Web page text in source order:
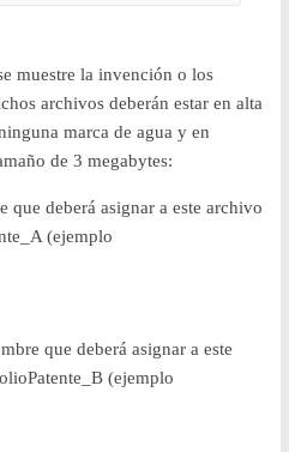
muestre la invención o los
archivos deberán estar en alta
marca de agua y en
de 3 megabytes:
deberá asignar a este archivo
(ejemplo
que deberá asignar a este
(ejemplo